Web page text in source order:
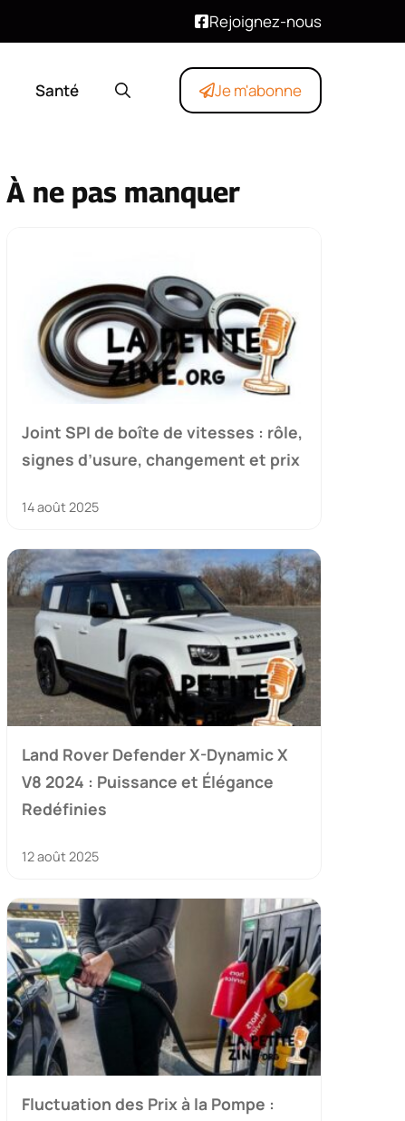
Rejoignez-nous
Santé Je m'abonne
À ne pas manquer
Joint SPI de boîte de vitesses : rôle,
signes d’usure, changement et prix
14 août 2025
Land Rover Defender X-Dynamic X
V8 2024 : Puissance et Élégance
Redéfinies
12 août 2025
Fluctuation des Prix à la Pompe :